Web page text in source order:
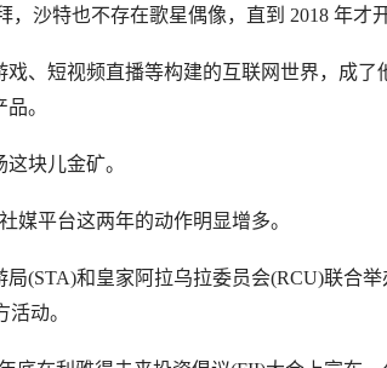
沙特也不存在歌星偶像，直到 2018 年才
、短视频直播等构建的互联网世界，成
。
块儿金矿。
媒平台这两年的动作明显增多。
局(STA)和皇家阿拉乌拉委员会(RCU)联合
动。